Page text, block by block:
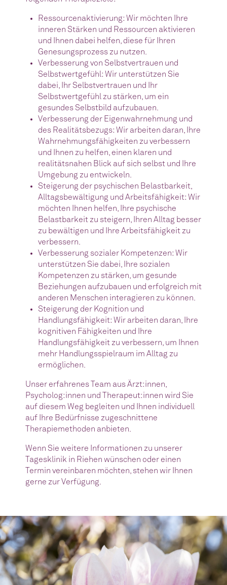
Ressourcenaktivierung: Wir möchten Ihre
inneren Stärken und Ressourcen aktivieren
und Ihnen dabei helfen, diese für Ihren
Genesungsprozess zu nutzen.
Verbesserung von Selbstvertrauen und
Selbstwertgefühl: Wir unterstützen Sie
dabei, Ihr Selbstvertrauen und Ihr
Selbstwertgefühl zu stärken, um ein
gesundes Selbstbild aufzubauen.
Verbesserung der Eigenwahrnehmung und
des Realitätsbezugs: Wir arbeiten daran, Ihre
Wahrnehmungsfähigkeiten zu verbessern
und Ihnen zu helfen, einen klaren und
realitätsnahen Blick auf sich selbst und Ihre
Umgebung zu entwickeln.
Steigerung der psychischen Belastbarkeit,
Alltagsbewältigung und Arbeitsfähigkeit: Wir
möchten Ihnen helfen, Ihre psychische
Belastbarkeit zu steigern, Ihren Alltag besser
zu bewältigen und Ihre Arbeitsfähigkeit zu
verbessern.
Verbesserung sozialer Kompetenzen: Wir
unterstützen Sie dabei, Ihre sozialen
Kompetenzen zu stärken, um gesunde
Beziehungen aufzubauen und erfolgreich mit
anderen Menschen interagieren zu können.
Steigerung der Kognition und
Handlungsfähigkeit: Wir arbeiten daran, Ihre
kognitiven Fähigkeiten und Ihre
Handlungsfähigkeit zu verbessern, um Ihnen
mehr Handlungsspielraum im Alltag zu
ermöglichen.
Unser erfahrenes Team aus Ärzt:innen,
Psycholog:innen und Therapeut:innen wird Sie
auf diesem Weg begleiten und Ihnen individuell
auf Ihre Bedürfnisse zugeschnittene
Therapiemethoden anbieten.
Wenn Sie weitere Informationen zu unserer
Tagesklinik in Riehen wünschen oder einen
Termin vereinbaren möchten, stehen wir Ihnen
gerne zur Verfügung.